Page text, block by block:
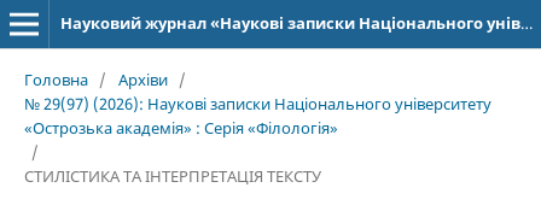
Науковий журнал «Наукові записки Національного університету «Острозька академія»: серія «Філологія»
Головна / Архіви /
№ 29(97) (2026): Наукові записки Національного університету
«Острозька академія» : Серія «Філологія»
/
СТИЛІСТИКА ТА ІНТЕРПРЕТАЦІЯ ТЕКСТУ